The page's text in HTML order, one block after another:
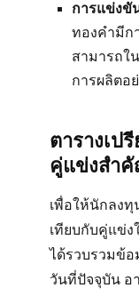
การแข่งขั
ทองคำมีก
สามารถใ
การผลิตอ
ตารางเป
คู่แข่งสำ
เพื่อให้นักลงทุ
เทียบกับคู่แข่ง
ได้รวบรวมข้อ
วันที่ปัจจุบัน อ